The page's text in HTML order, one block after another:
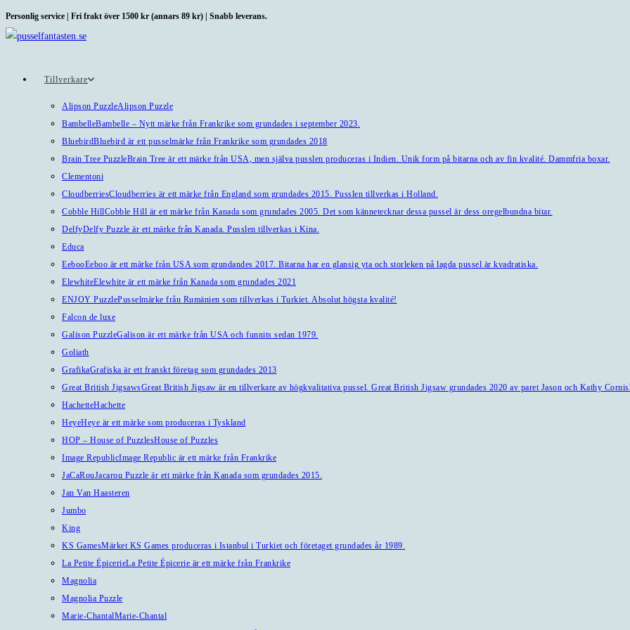
Hoppa
till
Personlig service | Fri frakt över 1500 kr (annars 89 kr) | Snabb leverans.
Tillverkare
Alipson PuzzleAlipson Puzzle
BambelleBambelle – Nytt märke från Frankrike som grundades i september 2023.
BluebirdBluebird är ett pusselmärke från Frankrike som grundades 2018
Brain Tree PuzzleBrain Tree är ett märke från USA, men själva pusslen produceras i Indien. Unik form på bitarna och av fin kvalité. Dammfria boxar.
Clementoni
CloudberriesCloudberries är ett märke från England som grundades 2015. Pusslen tillverkas i Holland.
Cobble HillCobble Hill är ett märke från Kanada som grundades 2005. Det som kännetecknar dessa pussel är dess oregelbundna bitar.
DelfyDelfy Puzzle är ett märke från Kanada. Pusslen tillverkas i Kina.
Educa
EebooEeboo är ett märke från USA som grundandes 2017. Bitarna har en glansig yta och storleken på lagda pussel är kvadratiska.
ElewhiteElewhite är ett märke från Kanada som grundades 2021
ENJOY PuzzlePusselmärke från Rumänien som tillverkas i Turkiet. Absolut högsta kvalité!
Falcon de luxe
Galison PuzzleGalison är ett märke från USA och funnits sedan 1979.
Goliath
GrafikaGrafiska är ett franskt företag som grundades 2013
Great British JigsawsGreat British Jigsaw är en tillverkare av högkvalitativa pussel. Great British Jigsaw grundades 2020 av paret Jason och Kathy
HachetteHachette
HeyeHeye är ett märke som produceras i Tyskland
HOP – House of PuzzlesHouse of Puzzles
Image RepublicImage Republic är ett märke från Frankrike
JaCaRouJacarou Puzzle är ett märke från Kanada som grundades 2015.
Jan Van Haasteren
Jumbo
King
KS GamesMärket KS Games produceras i Istanbul i Turkiet och företaget grundades år 1989.
La Petite ÉpicerieLa Petite Épicerie är ett märke från Frankrike
Magnolia
Magnolia Puzzle
Marie-ChantalMarie-Chantal